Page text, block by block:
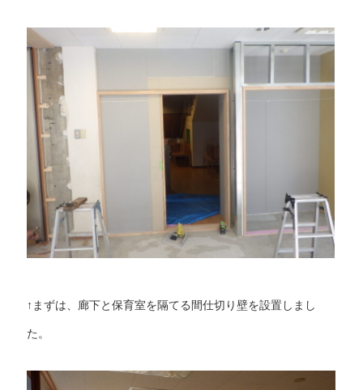
↑まずは、廊下と保育室を隔てる間仕切り壁を設置しまし
た。